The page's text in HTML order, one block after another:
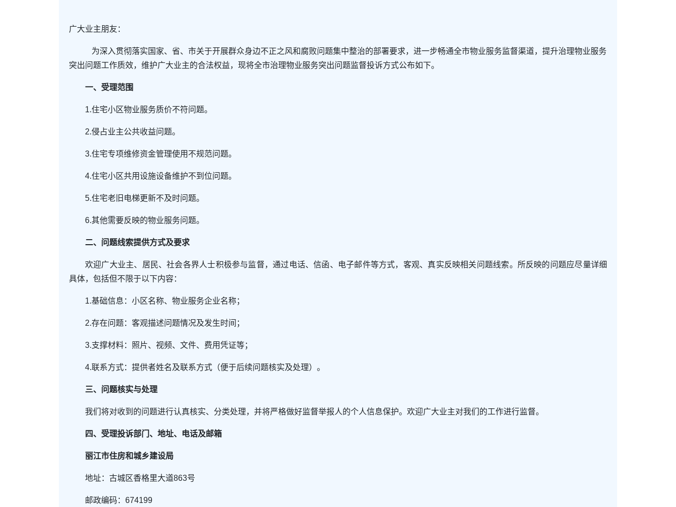
广大业主朋友：
为深入贯彻落实国家、省、市关于开展群众身边不正之风和腐败问题集中整治的部署要求，进一步畅通全市物业服务监督渠道，提升治理物业服务
突出问题工作质效，维护广大业主的合法权益，现将全市治理物业服务突出问题监督投诉方式公布如下。
一、受理范围
1.住宅小区物业服务质价不符问题。
2.侵占业主公共收益问题。
3.住宅专项维修资金管理使用不规范问题。
4.住宅小区共用设施设备维护不到位问题。
5.住宅老旧电梯更新不及时问题。
6.其他需要反映的物业服务问题。
二、问题线索提供方式及要求
欢迎广大业主、居民、社会各界人士积极参与监督，通过电话、信函、电子邮件等方式，客观、真实反映相关问题线索。所反映的问题应尽量详细
具体，包括但不限于以下内容：
1.基础信息：小区名称、物业服务企业名称；
2.存在问题：客观描述问题情况及发生时间；
3.支撑材料：照片、视频、文件、费用凭证等；
4.联系方式：提供者姓名及联系方式（便于后续问题核实及处理）。
三、问题核实与处理
我们将对收到的问题进行认真核实、分类处理，并将严格做好监督举报人的个人信息保护。欢迎广大业主对我们的工作进行监督。
四、受理投诉部门、地址、电话及邮箱
丽江市住房和城乡建设局
地址：古城区香格里大道863号
邮政编码：674199